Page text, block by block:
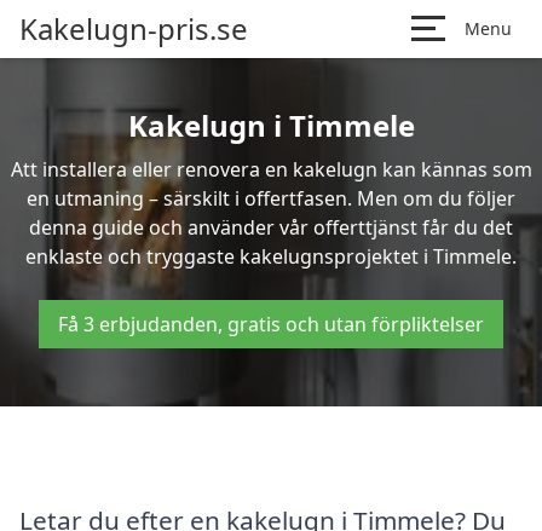
Kakelugn-pris.se Menu
Kakelugn i Timmele
Att installera eller renovera en kakelugn kan kännas som
en utmaning – särskilt i offertfasen. Men om du följer
denna guide och använder vår offerttjänst får du det
enklaste och tryggaste kakelugnsprojektet i Timmele.
Få 3 erbjudanden, gratis och utan förpliktelser
Letar du efter en kakelugn i Timmele? Du